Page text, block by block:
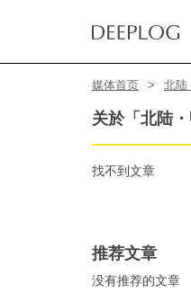
媒体首页 北陆
关於「北陆
找不到文章
推荐文章
没有推荐的文章